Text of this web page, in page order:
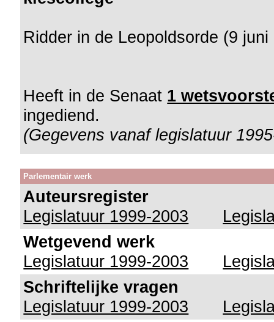
Ridder in de Leopoldsorde (9 juni
Heeft in de Senaat 1
ingediend.
(Gegevens vanaf legislatuur
Parlementair werk
Auteursregister
Legislatuur 1999-2003
Wetgevend werk
Legislatuur 1999-2003
Schriftelijke vragen
Legislatuur 1999-2003